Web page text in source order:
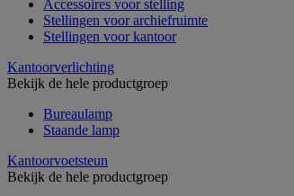
Accessoires voor stelling
Stellingen voor archiefruimte
Stellingen voor kantoor
Kantoorverlichting
Bekijk de hele productgroep
Bureaulamp
Staande lamp
Kantoorvoetsteun
Bekijk de hele productgroep